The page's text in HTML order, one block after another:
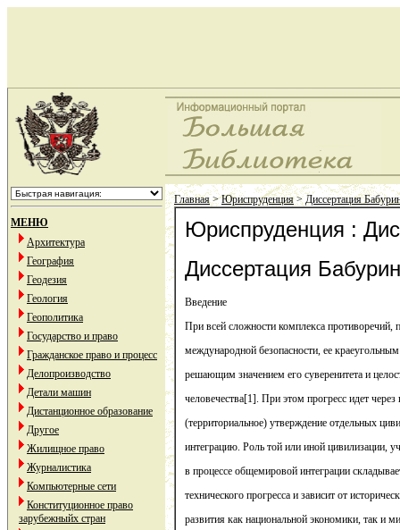
МЕНЮ
Архитектура
География
Геодезия
Геология
Геополитика
Государство и право
Гражданское право и процесс
Делопроизводство
Детали машин
Дистанционное образование
Другое
Жилищное право
Журналистика
Компьютерные сети
Конституционное право
зарубежныйх стран
Главная>Юриспруденция>Диссертация
Юриспруденция :
Диссертация
Введение
При всей сложности комплекса
международной безопасности, ее
решающим значением его суверенитета и
человечества[1]. При этом прогресс идет через
(территориальное) утверждение отдельных
интеграцию. Роль той или иной цивилизации,
в процессе общемировой интеграции
технического прогресса и зависит от
развития как национальной экономики, так и